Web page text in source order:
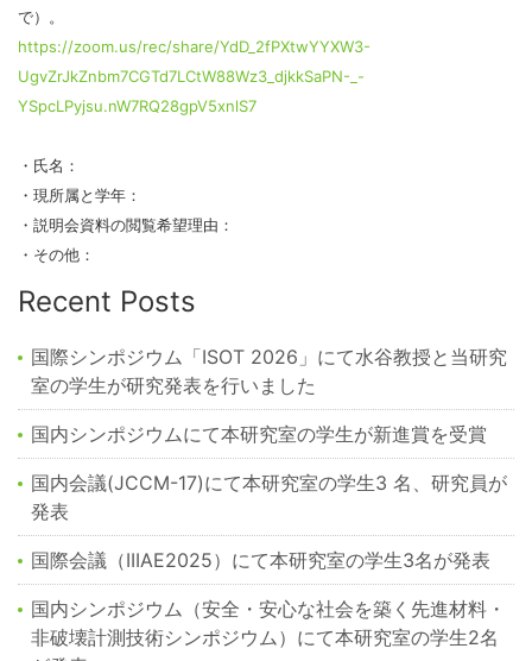
で）。
https://zoom.us/rec/share/YdD_2fPXtwYYXW3-
UgvZrJkZnbm7CGTd7LCtW88Wz3_djkkSaPN-_-
YSpcLPyjsu.nW7RQ28gpV5xnlS7
・氏名：
・現所属と学年：
・説明会資料の閲覧希望理由：
・その他：
Recent Posts
国際シンポジウム「ISOT 2026」にて水谷教授と当研究
室の学生が研究発表を行いました
国内シンポジウムにて本研究室の学生が新進賞を受賞
国内会議(JCCM-17)にて本研究室の学生3 名、研究員が
発表
国際会議（IIIAE2025）にて本研究室の学生3名が発表
国内シンポジウム（安全・安心な社会を築く先進材料・
非破壊計測技術シンポジウム）にて本研究室の学生2名